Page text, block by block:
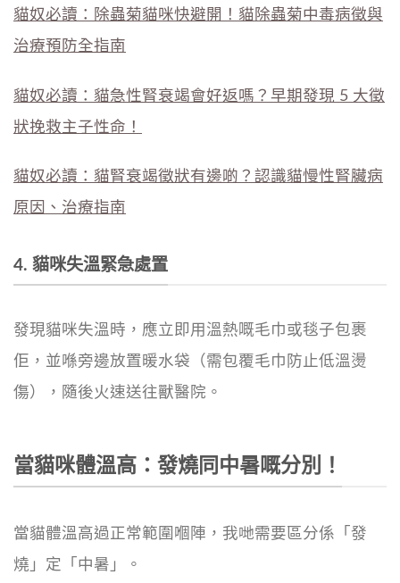
貓奴必讀：除蟲菊貓咪快避開！貓除蟲菊中毒病徵與
治療預防全指南
貓奴必讀：貓急性腎衰竭會好返嗎？早期發現 5 大徵
狀挽救主子性命！
貓奴必讀：貓腎衰竭徵狀有邊啲？認識貓慢性腎臟病
原因、治療指南
4. 貓咪失溫緊急處置
發現貓咪失溫時，應立即用溫熱嘅毛巾或毯子包裹
佢，並喺旁邊放置暖水袋（需包覆毛巾防止低溫燙
傷），隨後火速送往獸醫院。
當貓咪體溫高：發燒同中暑嘅分別！
當貓體溫高過正常範圍嗰陣，我哋需要區分係「發
燒」定「中暑」。